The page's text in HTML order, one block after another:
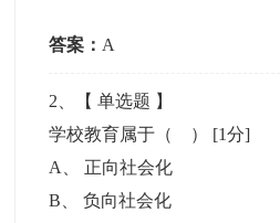
答案： A
2 、【单选题 】
学校教育属于（ ） [1分]
A
正向社会化
B 、负向社会化